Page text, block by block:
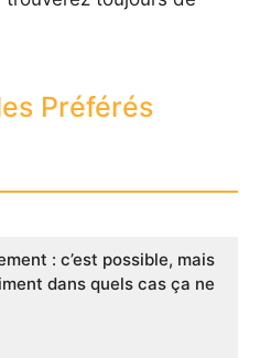
Préférés
: c’est possible, mais
dans quels cas ça ne